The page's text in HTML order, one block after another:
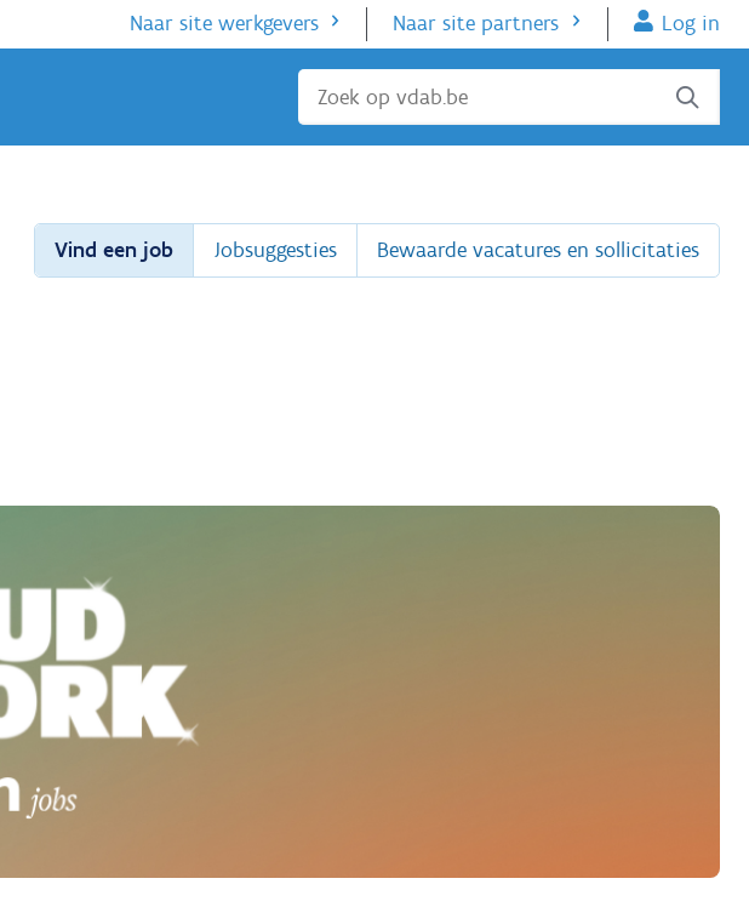
Naar site werkgevers Naar site partners Log in
Sluiten
Vind een job Jobsuggesties Bewaarde vacatures en sollicitaties